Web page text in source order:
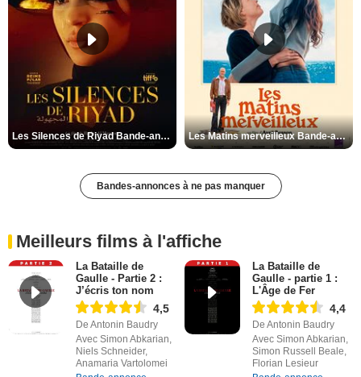
Les Silences de Riyad Bande-annonce VO STFR Les Matins merveilleux Bande-annonce VF
Bandes-annonces à ne pas manquer
Meilleurs films à l'affiche
La Bataille de
Gaulle - Partie 2 :
J’écris ton nom
4,5
De Antonin Baudry
Avec Simon Abkarian,
Niels Schneider,
Anamaria Vartolomei
La Bataille de
Gaulle - partie 1 :
L'Âge de Fer
4,4
De Antonin Baudry
Avec Simon Abkarian,
Simon Russell Beale,
Florian Lesieur